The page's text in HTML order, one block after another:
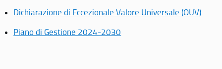
Dichiarazione di Eccezionale Valore Universale (OUV)
Piano di Gestione 2024-2030